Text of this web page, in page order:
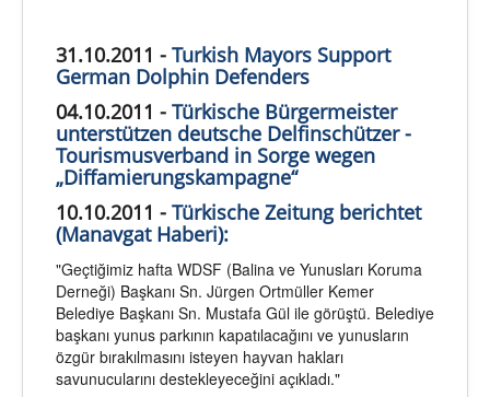
31.10.2011 - Turkish Mayors Support
German Dolphin Defenders
04.10.2011 - Türkische Bürgermeister
unterstützen deutsche Delfinschützer -
Tourismusverband in Sorge wegen
„Diffamierungskampagne“
10.10.2011 - Türkische Zeitung berichtet
(Manavgat Haberi):
"Geçtiğimiz hafta WDSF (Balina ve Yunusları Koruma
Derneği) Başkanı Sn. Jürgen Ortmüller Kemer
Belediye Başkanı Sn. Mustafa Gül ile görüştü. Belediye
başkanı yunus parkının kapatılacağını ve yunusların
özgür bırakılmasını isteyen hayvan hakları
savunucularını destekleyeceğini açıkladı."